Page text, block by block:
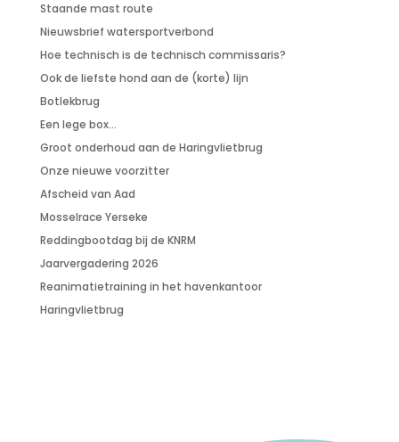
Staande mast route
Nieuwsbrief watersportverbond
Hoe technisch is de technisch commissaris?
Ook de liefste hond aan de (korte) lijn
Botlekbrug
Een lege box…
Groot onderhoud aan de Haringvlietbrug
Onze nieuwe voorzitter
Afscheid van Aad
Mosselrace Yerseke
Reddingbootdag bij de KNRM
Jaarvergadering 2026
Reanimatietraining in het havenkantoor
Haringvlietbrug